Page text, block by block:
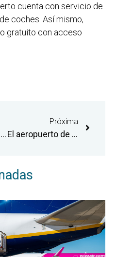
cuenta con servicio de
coches. Así mismo,
gratuito con acceso
El aeropuerto de Castellón recibe la oferta de una aerolínea para prolongar la ruta de Madrid y abrir una conexión con Palma de Mallorca
Próxima
El aeropuerto de Castellón acogerá una operativa chárter para desplazar a cerca de mil representantes del sector cerámico a la feria Cersaie de Bolonia